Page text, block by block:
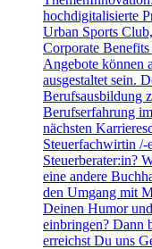
hochdigitalisierte
Urban Sports
Corporate
Angebote können
ausgestaltet sein.
Berufsausbildung
Berufserfahrung
nächsten
Steuerfachwirtin
Steuerberater:in?
eine andere
den Umgang mit
Deinen Humor
einbringen?
erreichst Du uns